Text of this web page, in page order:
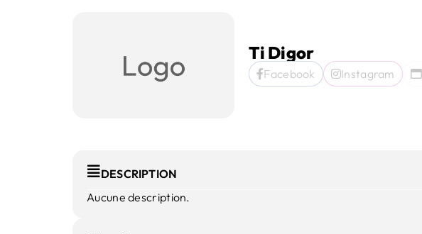
Ti Digor
Facebook Instagram
DESCRIPTION
Aucune description.